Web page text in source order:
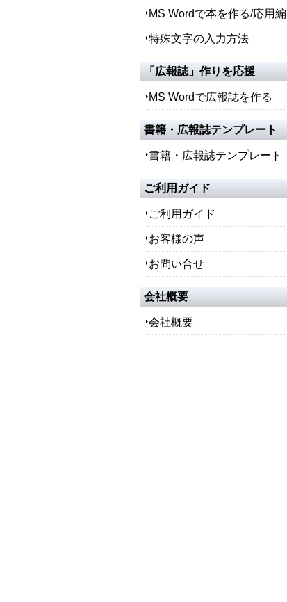
MS Wordで本を作る/応用編
特殊文字の入力方法
「広報誌」作りを応援
MS Wordで広報誌を作る
書籍・広報誌テンプレート
書籍・広報誌テンプレート
ご利用ガイド
ご利用ガイド
お客様の声
お問い合せ
会社概要
会社概要